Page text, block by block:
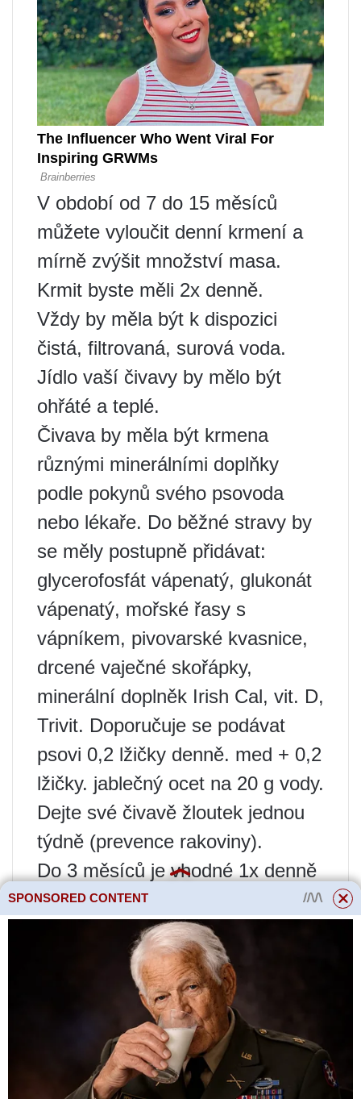
V období od 7 do 15 měsíců
můžete vyloučit denní krmení a
mírně zvýšit množství masa.
Krmit byste měli 2x denně.
Vždy by měla být k dispozici
čistá, filtrovaná, surová voda.
Jídlo vaší čivavy by mělo být
ohřáté a teplé.
Čivava by měla být krmena
různými minerálními doplňky
podle pokynů svého psovoda
nebo lékaře. Do běžné stravy by
se měly postupně přidávat:
glycerofosfát vápenatý, glukonát
vápenatý, mořské řasy s
vápníkem, pivovarské kvasnice,
drcené vaječné skořápky,
minerální doplněk Irish Cal, vit. D,
Trivit. Doporučuje se podávat
psovi 0,2 lžičky denně. med + 0,2
lžičky. jablečný ocet na 20 g vody.
Dejte své čivavě žloutek jednou
týdně (prevence rakoviny).
Do 3 měsíců je vhodné 1x denně
podávat tvaroh a bifidok (obojí s
Jako pamlsky dávejte syrovou
zeleninu a ovoce (zejména jablka
SPONSORED CONTENT